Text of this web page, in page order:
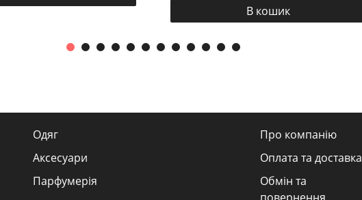
В кошик
Одяг
Аксесуари
Парфумерія
Про компанію
Оплата та доставка
Обмін та
повернення